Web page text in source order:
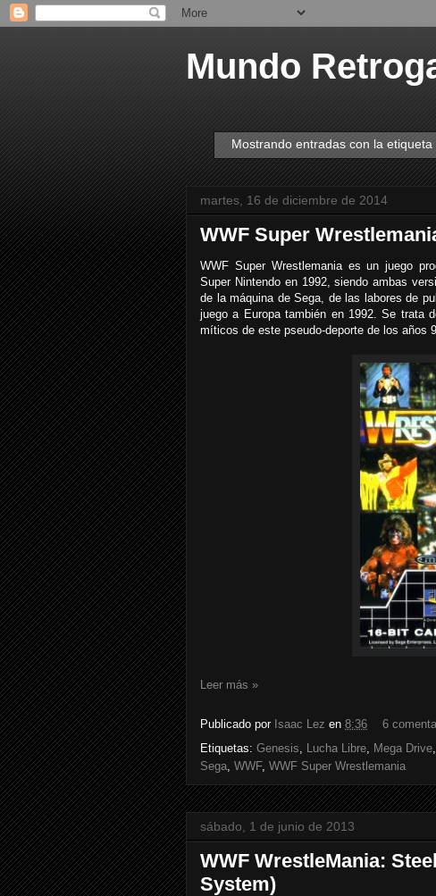
Mundo
Mostrando entradas con la etiqueta
martes, 16 de diciembre de 2014
WWF Super
WWF Super Wrestlemania es un juego
Super Nintendo en 1992, siendo ambas
de la máquina de Sega, de las labores de
juego a Europa también en 1992. Se trata
míticos de este pseudo-deporte de los años
Leer más »
Publicado por Isaac Lez en 8:36
6
Etiquetas: Genesis Lucha Libre Mega Drive
Sega WWF, WWF Super Wrestlemania
sábado, 1 de junio de 2013
WWF WrestleMania:
System)